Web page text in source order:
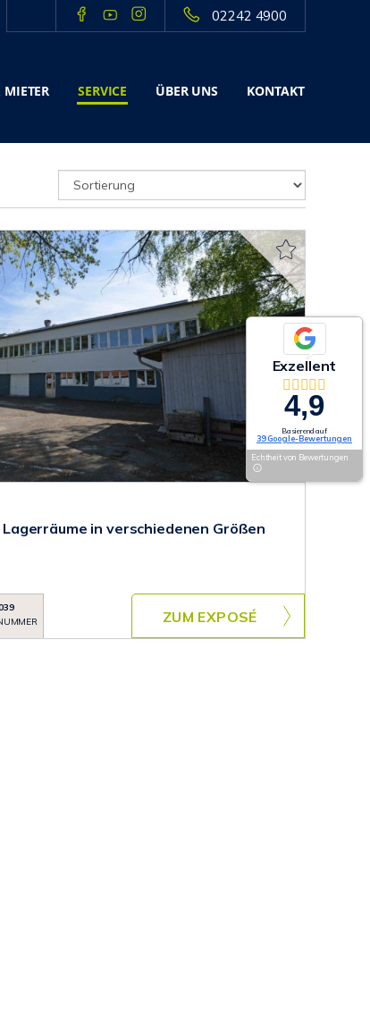
02242 4900
MIETER SERVICE ÜBER UNS KONTAKT
in verschiedenen Größen
ZUM EXPOSÉ
Exzellent
4,9
Basierend auf
39 Google-Bewertungen
Echtheit von Bewertungen